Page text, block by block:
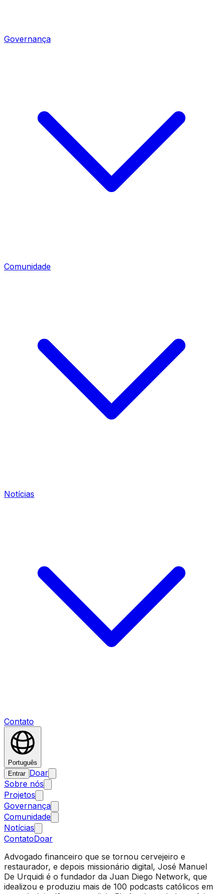
Governança
Comunidade
Notícias
Contato
Português
Entrar Doar
Sobre nós
Projetos
Governança
Comunidade
Notícias
ContatoDoar
Advogado financeiro que se tornou cervejeiro e
restaurador, e depois missionário digital, José Manuel
De Urquidi é o fundador da Juan Diego Network, que
idealizou e produziu mais de 100 podcasts católicos em